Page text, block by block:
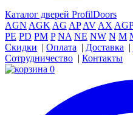
Каталог дверей ProfilDoors
AGN AGKAG APAVAXAGP
PE PD PM P NA NE NW N M
Скидки
Оплата Доставка
Сотрудничество
Контакты
0